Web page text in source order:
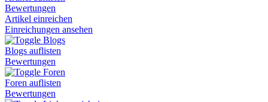
Bewertungen
Artikel einreichen
Einreichungen ansehen
Blogs
Blogs auflisten
Bewertungen
Foren
Foren auflisten
Bewertungen